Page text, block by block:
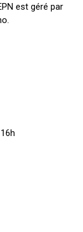
est géré par